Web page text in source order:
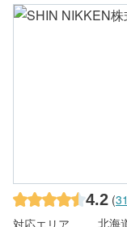
4.2 (
対応エリア
北海